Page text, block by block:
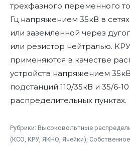
трехфазного переменного
Гц напряжением 35кВ в
или заземленной через
или резистор нейтралью.
применяются в качестве
устройств напряжением
подстанций 110/35кВ и 35/6-
распределительных пунктах.
Рубрики: Высоковольтные
(КСО, КРУ, ЯКНО, Ячейки)